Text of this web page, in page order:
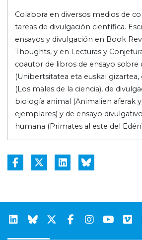
Colabora en diversos medios de
tareas de divulgación científica.
ensayos y divulgación en Book
Thoughts, y en Lecturas y
coautor de libros de ensayo sobre
(Unibertsitatea eta euskal gizartea,
(Los males de la ciencia), de
biología animal (Animalien aferak
ejemplares) y de ensayo
humana (Primates al este del